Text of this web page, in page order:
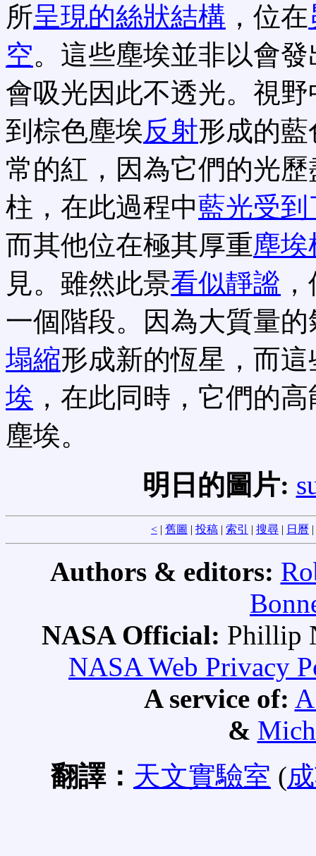
所呈現的絲狀結構 ，位在
空。這些塵埃並非以會
會吸光因此不透光。視
到棕色塵埃反射形成的
常的紅，因為它們的光
柱，在此過程中藍光受到
而其他位在極其厚重塵埃
見。雖然此景看似靜謐
一個階段。因為大質量
塌縮形成新的恆星，而
埃 ，在此同時，它們的
塵埃。
明日的圖片:
< | 舊圖 | 投稿 | 索引 | 搜尋 | 日曆 |
Authors & editors:
NASA Official: Phillip
NASA Web Privacy
A service of:
&
翻譯： 天文實驗室 (